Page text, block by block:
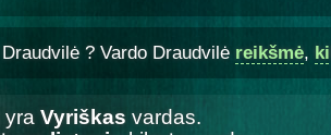
? Vardo Draudvilė reikšmė,
yra Vyriškas vardas.